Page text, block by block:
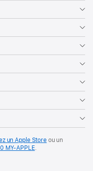
un Apple Storeou un
MY‑APPLE.